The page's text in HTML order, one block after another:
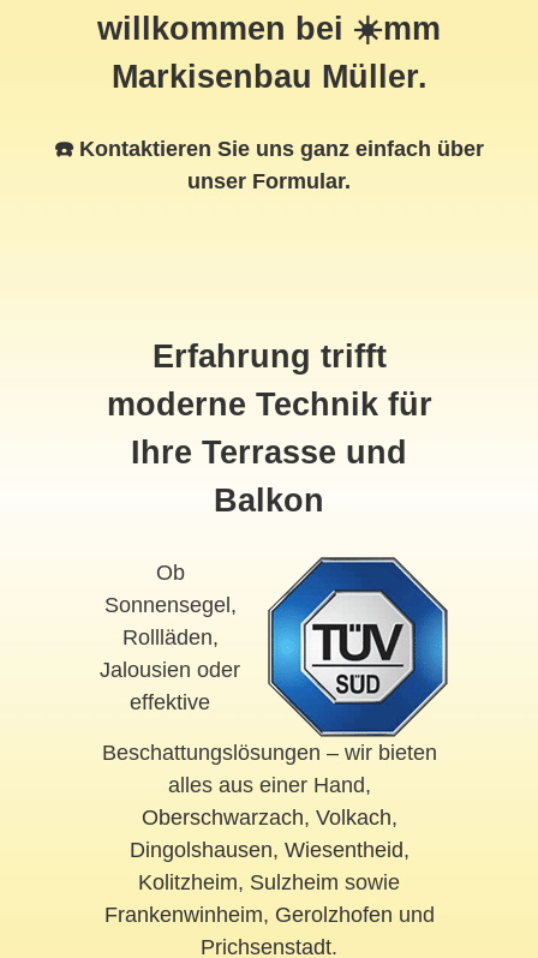
willkommen bei ☀️mm
Markisenbau Müller.
☎️ Kontaktieren Sie uns ganz einfach über
unser Formular.
Erfahrung trifft
moderne Technik für
Ihre Terrasse und
Balkon
Ob
Sonnensegel,
Rollläden,
Jalousien oder
effektive
Beschattungslösungen – wir bieten
alles aus einer Hand,
Oberschwarzach, Volkach,
Dingolshausen, Wiesentheid,
Kolitzheim, Sulzheim sowie
Frankenwinheim, Gerolzhofen und
Prichsenstadt.